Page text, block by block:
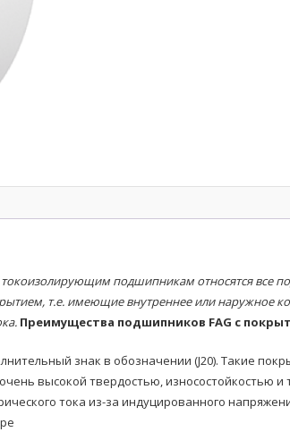
подшипникам относятся все
т.е. имеющие внутреннее или наружное
Преимущества подшипников FAG с
знак в обозначении (J20). Такие
высокой твердостью, износостойкостью
тока из-за индуцированного